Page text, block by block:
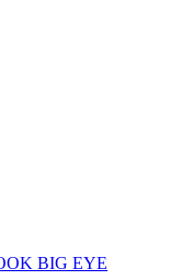
BIG EYE